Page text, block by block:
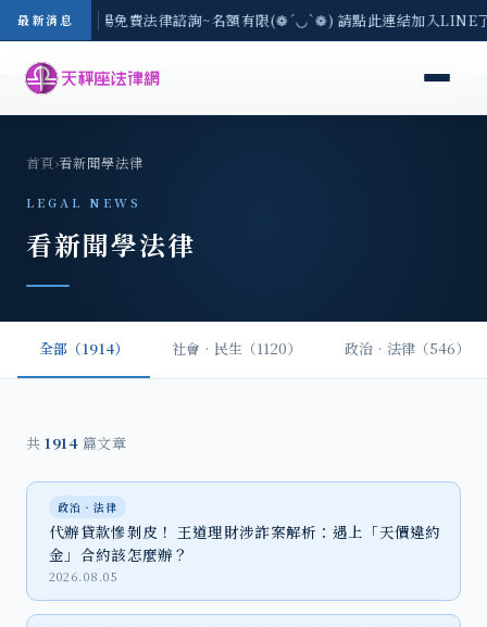
最新消息
區-8/3(一) 現場免費法律諮詢~名額有限(❁´◡`❁) 請點此連結加入
首頁›看新聞學法律
LEGAL NEWS
看新聞學法律
全部（1914） 社會‧民生（1120） 政治‧法律（546）
共 1914 篇文章
政治‧法律
代辦貸款慘剝皮！ 王道理財涉詐案解析：遇上「天價違約
金」合約該怎麼辦？
2026.08.05